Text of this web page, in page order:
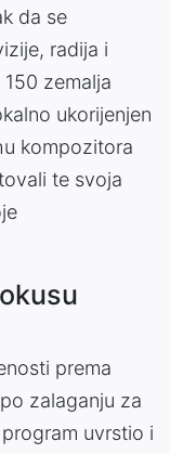
da se
radija i
zemalja
ukorijenjen
kompozitora
te svoja
prema
zalaganju za
uvrstio i